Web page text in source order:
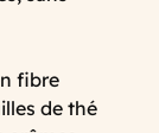
fibre
de thé